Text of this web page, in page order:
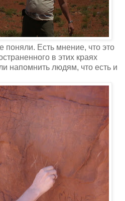
поняли. Есть мнение, что это
в этих краях
напомнить людям, что есть и